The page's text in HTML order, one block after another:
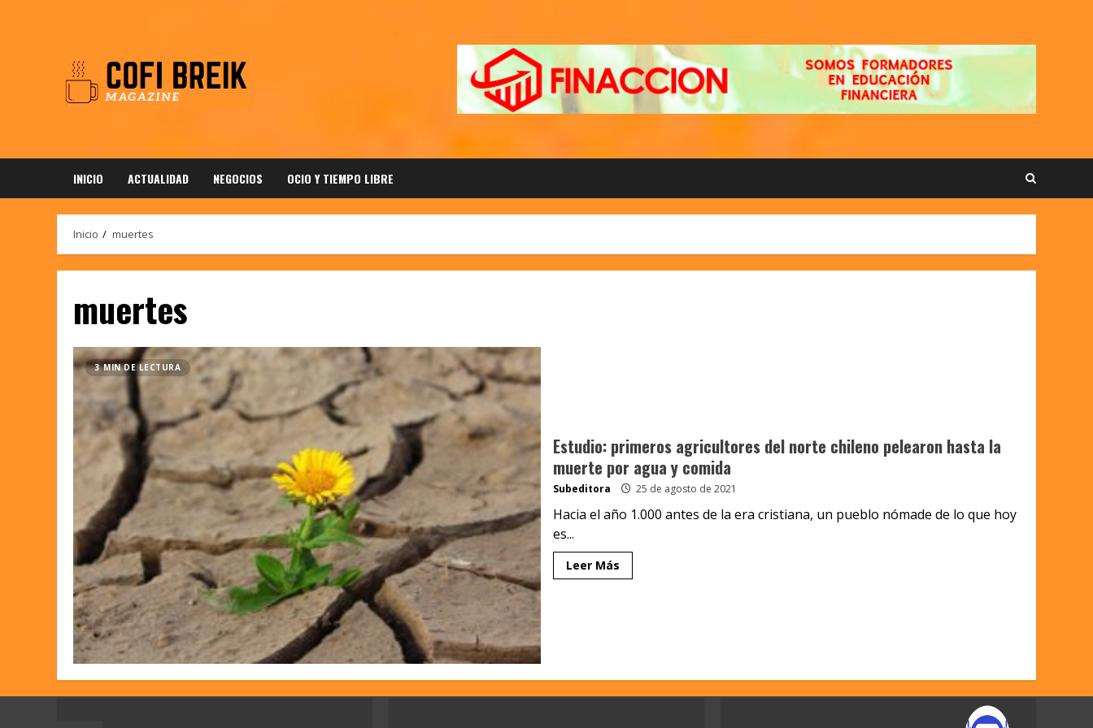
INICIO ACTUALIDAD NEGOCIOS OCIO Y TIEMPO LIBRE
Inicio muertes
muertes
3 MIN DE LECTURA
Estudio: primeros agricultores del norte chileno pelearon hasta la
muerte por agua y comida
Subeditora 25 de agosto de 2021
Hacia el año 1.000 antes de la era cristiana, un pueblo nómade de lo que hoy
es...
Leer Más